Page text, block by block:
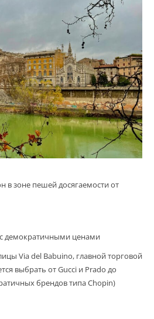
в зоне пешей досягаемости от
демократичными ценами
Via del Babuino, главной торговой
выбрать от Gucci и Prado до
брендов типа Chopin)